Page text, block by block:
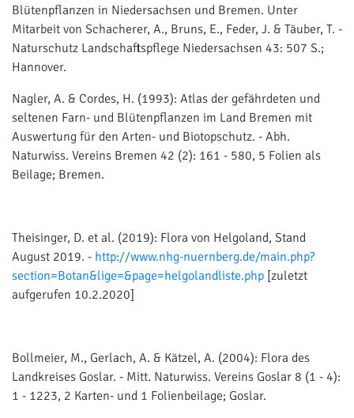
Blütenpflanzen in Niedersachsen und Bremen. Unter
Mitarbeit von Schacherer, A., Bruns, E., Feder, J. & Täuber, T. -
Naturschutz Landschaftspflege Niedersachsen 43: 507 S.;
Hannover.
Nagler, A. & Cordes, H. (1993): Atlas der gefährdeten und
seltenen Farn- und Blütenpflanzen im Land Bremen mit
Auswertung für den Arten- und Biotopschutz. - Abh.
Naturwiss. Vereins Bremen 42 (2): 161 - 580, 5 Folien als
Beilage; Bremen.
Theisinger, D. et al. (2019): Flora von Helgoland, Stand
August 2019. - http://www.nhg-nuernberg.de/main.php?
section=Botan&lige=&page=helgolandliste.php [zuletzt
aufgerufen 10.2.2020]
Bollmeier, M., Gerlach, A. & Kätzel, A. (2004): Flora des
Landkreises Goslar. - Mitt. Naturwiss. Vereins Goslar 8 (1 - 4):
1 - 1223, 2 Karten- und 1 Folienbeilage; Goslar.